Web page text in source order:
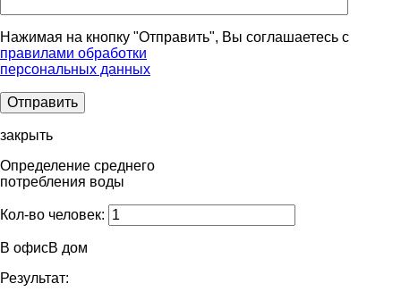
Нажимая на кнопку "Отправить", Вы соглашаетесь с
правилами обработки
персональных данных
закрыть
Определение среднего
потребления воды
Кол-во человек:
В офисВ дом
Результат: